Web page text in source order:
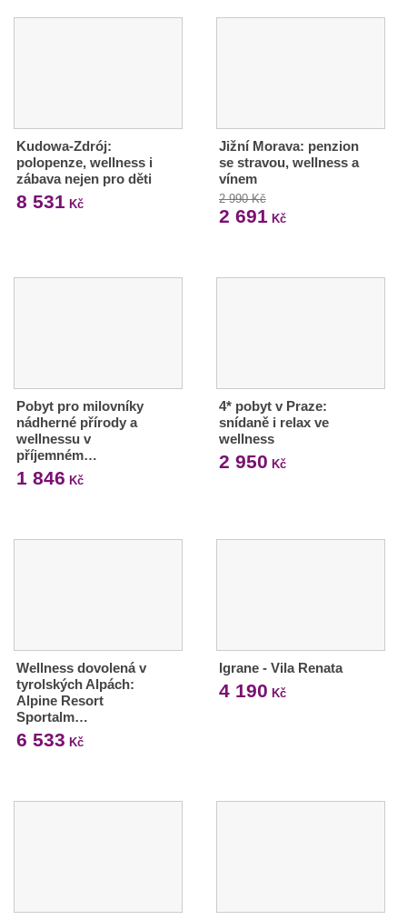
Kudowa-Zdrój:
polopenze, wellness i
zábava nejen pro děti
8 531 Kč
Jižní Morava: penzion
se stravou, wellness a
vínem
2 990 Kč
2 691 Kč
Pobyt pro milovníky
nádherné přírody a
wellnessu v
příjemném…
1 846 Kč
4* pobyt v Praze:
snídaně i relax ve
wellness
2 950 Kč
Wellness dovolená v
tyrolských Alpách:
Alpine Resort
Sportalm…
6 533 Kč
Igrane - Vila Renata
4 190 Kč